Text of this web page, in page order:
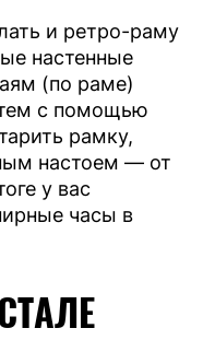
и ретро-раму
настенные
(по раме)
с помощью
рамку,
настоем — от
у вас
часы в